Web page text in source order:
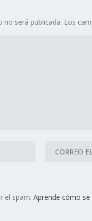
no será publicada. Los
el spam.Aprende cómo